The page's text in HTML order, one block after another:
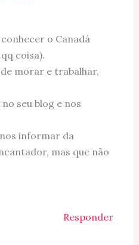
o Canadá
coisa).
morar e trabalhar,
seu blog e nos
informar da
mas que não
Responder